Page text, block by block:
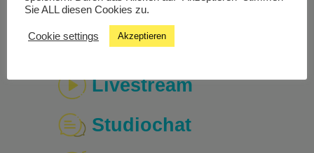
Livestream
Studiochat
Sie ALL diesen Cookies zu.
Cookie settings Akzeptieren